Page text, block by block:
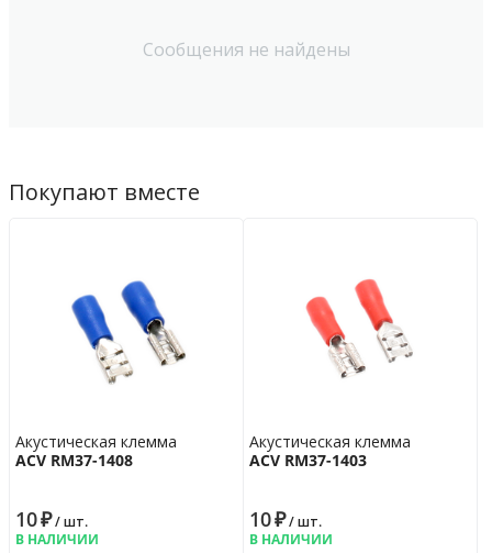
Сообщения не найдены
Покупают вместе
Акустическая клемма
ACV RM37-1408
10₽/ шт.
В НАЛИЧИИ
Акустическая клемма
ACV RM37-1403
10₽/ шт.
В НАЛИЧИИ